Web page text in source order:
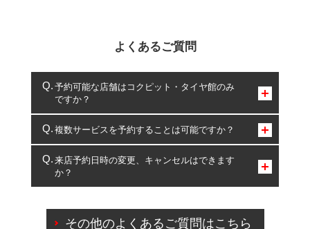
よくあるご質問
予約可能な店舗はコクピット・タイヤ館のみ
ですか？
コクピット・タイヤ館のみとなります。
複数サービスを予約することは可能ですか？
複数サービスのご予約は可能です。
一部の商品・サービスの組み合わせに限り、同時にご予約が
出来ないものもございます。
来店予約日時の変更、キャンセルはできます
か？
ご来店予約日の3営業日前を過ぎている場合のご予約
その他のよくあるご質問はこちら